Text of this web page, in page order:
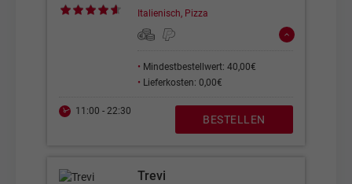
Italienisch, Pizza
• Mindestbestellwert: 40,00€
• Lieferkosten: 0,00€
11:00 - 22:30
BESTELLEN
Trevi